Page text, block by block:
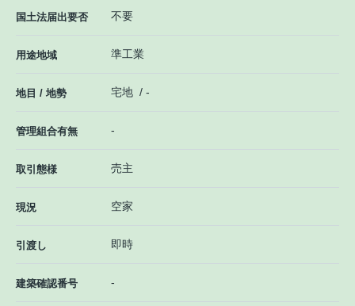
国土法届出要否 不要
用途地域 準工業
地目 / 地勢 宅地 / -
管理組合有無 -
取引態様 売主
現況 空家
引渡し 即時
建築確認番号 -